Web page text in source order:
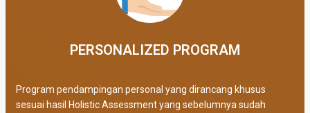
PERSONALIZED PROGRAM​
Program pendampingan personal yang dirancang khusus
sesuai hasil Holistic Assessment yang sebelumnya sudah